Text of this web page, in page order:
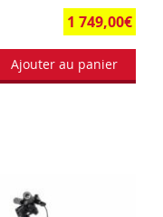
1 749,00€
Ajouter au panier